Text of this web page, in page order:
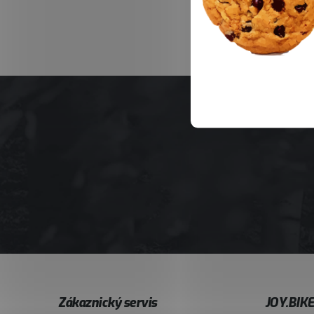
Zákaznický servis JOY.BIKE